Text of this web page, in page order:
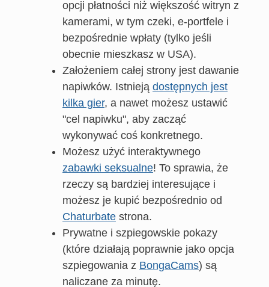
opcji płatności niż większość witryn z
kamerami, w tym czeki, e-portfele i
bezpośrednie wpłaty (tylko jeśli
obecnie mieszkasz w USA).
Założeniem całej strony jest dawanie
napiwków. Istnieją dostępnych jest
kilka gier, a nawet możesz ustawić
"cel napiwku", aby zacząć
wykonywać coś konkretnego.
Możesz użyć interaktywnego
zabawki seksualne! To sprawia, że
rzeczy są bardziej interesujące i
możesz je kupić bezpośrednio od
Chaturbate strona.
Prywatne i szpiegowskie pokazy
(które działają poprawnie jako opcja
szpiegowania z BongaCams) są
naliczane za minutę.